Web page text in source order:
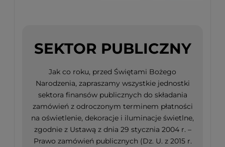
SEKTOR PUBLICZNY
Jak co roku, przed Świętami Bożego
Narodzenia, zapraszamy wszystkie jednostki
sektora finansów publicznych do składania
zamówień z odroczonym terminem płatności
na oświetlenie, dekoracje i iluminacje świetlne,
zgodnie z Ustawą z dnia 29 stycznia 2004 r. –
Prawo zamówień publicznych (Dz. U. z 2015 r.